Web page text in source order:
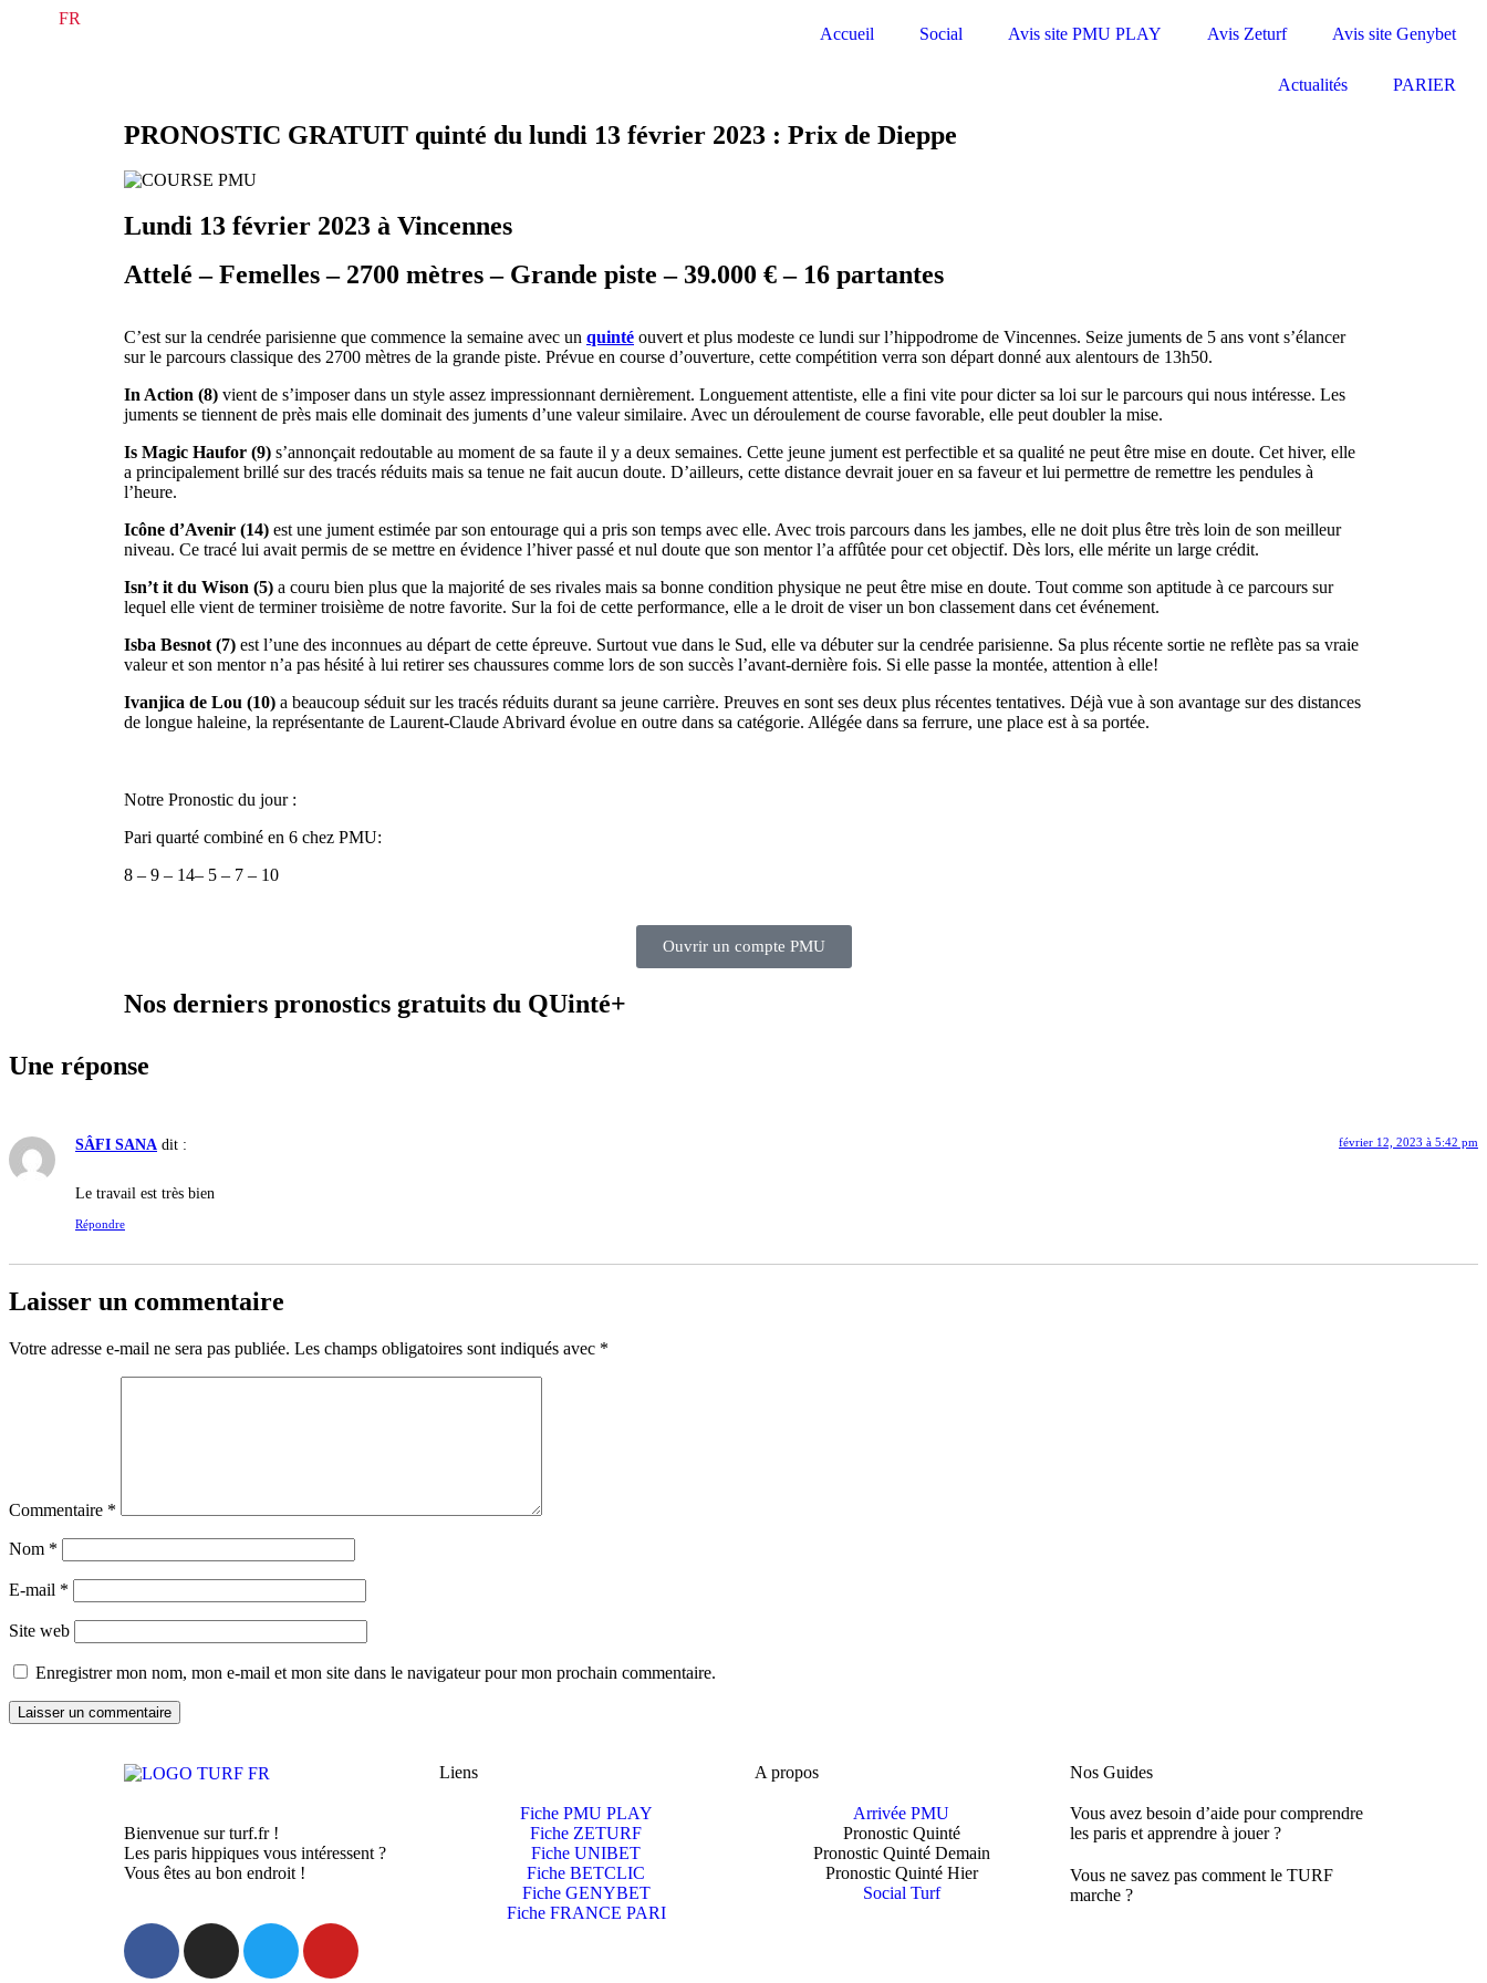
FR
Accueil
Social Avis site PMU PLAY Avis Zeturf Avis site Genybet
Actualités PARIER
PRONOSTIC GRATUIT quinté du lundi 13 février 2023 : Prix de Dieppe
Lundi 13 février 2023 à Vincennes
Attelé – Femelles – 2700 mètres – Grande piste – 39.000 € – 16 partantes
C’est sur la cendrée parisienne que commence la semaine avec un quinté ouvert et plus modeste ce lundi sur l’hippodrome de Vincennes. Seize juments de 5 ans vont s’élancer
sur le parcours classique des 2700 mètres de la grande piste. Prévue en course d’ouverture, cette compétition verra son départ donné aux alentours de 13h50.
In Action (8) vient de s’imposer dans un style assez impressionnant dernièrement. Longuement attentiste, elle a fini vite pour dicter sa loi sur le parcours qui nous intéresse. Les
juments se tiennent de près mais elle dominait des juments d’une valeur similaire. Avec un déroulement de course favorable, elle peut doubler la mise.
Is Magic Haufor (9) s’annonçait redoutable au moment de sa faute il y a deux semaines. Cette jeune jument est perfectible et sa qualité ne peut être mise en doute. Cet hiver, elle
a principalement brillé sur des tracés réduits mais sa tenue ne fait aucun doute. D’ailleurs, cette distance devrait jouer en sa faveur et lui permettre de remettre les pendules à
l’heure.
Icône d’Avenir (14) est une jument estimée par son entourage qui a pris son temps avec elle. Avec trois parcours dans les jambes, elle ne doit plus être très loin de son meilleur
niveau. Ce tracé lui avait permis de se mettre en évidence l’hiver passé et nul doute que son mentor l’a affûtée pour cet objectif. Dès lors, elle mérite un large crédit.
Isn’t it du Wison (5) a couru bien plus que la majorité de ses rivales mais sa bonne condition physique ne peut être mise en doute. Tout comme son aptitude à ce parcours sur
lequel elle vient de terminer troisième de notre favorite. Sur la foi de cette performance, elle a le droit de viser un bon classement dans cet événement.
Isba Besnot (7) est l’une des inconnues au départ de cette épreuve. Surtout vue dans le Sud, elle va débuter sur la cendrée parisienne. Sa plus récente sortie ne reflète pas sa vraie
valeur et son mentor n’a pas hésité à lui retirer ses chaussures comme lors de son succès l’avant-dernière fois. Si elle passe la montée, attention à elle!
Ivanjica de Lou (10) a beaucoup séduit sur les tracés réduits durant sa jeune carrière. Preuves en sont ses deux plus récentes tentatives. Déjà vue à son avantage sur des distances
de longue haleine, la représentante de Laurent-Claude Abrivard évolue en outre dans sa catégorie. Allégée dans sa ferrure, une place est à sa portée.
Notre Pronostic du jour :
Pari quarté combiné en 6 chez PMU:
8 – 9 – 14– 5 – 7 – 10
Ouvrir un compte PMU
Nos derniers pronostics gratuits du QUinté+
Une réponse
SÂFI SANA dit : février 12, 2023 à 5:42 pm
Le travail est très bien
Répondre
Laisser un commentaire
Votre adresse e-mail ne sera pas publiée. Les champs obligatoires sont indiqués avec *
Commentaire *
Nom *
E-mail *
Site web
Enregistrer mon nom, mon e-mail et mon site dans le navigateur pour mon prochain commentaire.
Bienvenue sur turf.fr !
Les paris hippiques vous intéressent ?
Vous êtes au bon endroit !
Liens
Fiche PMU PLAY
Fiche ZETURF
Fiche UNIBET
Fiche BETCLIC
Fiche GENYBET
Fiche FRANCE PARI
A propos
Arrivée PMU
Pronostic Quinté
Pronostic Quinté Demain
Pronostic Quinté Hier
Social Turf
Nos Guides
Vous avez besoin d’aide pour comprendre
les paris et apprendre à jouer ?
Vous ne savez pas comment le TURF
marche ?